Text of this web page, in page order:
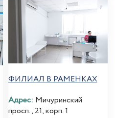
ФИЛИАЛ В РАМЕНКАХ
Адрес: Мичуринский
просп., 21, корп. 1